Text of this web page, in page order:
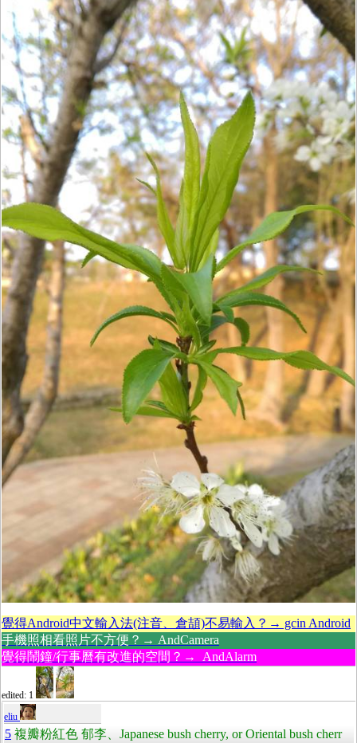
覺得Android中文輸入法(注音、倉頡)不易輸入？→ gcin Android
手機照相看照片不方便？→ AndCamera
覺得鬧鐘/行事曆有改進的空間？→ AndAlarm
edited: 1
eliu
5 複瓣粉紅色 郁李、Japanese bush cherry, or Oriental bush cherr